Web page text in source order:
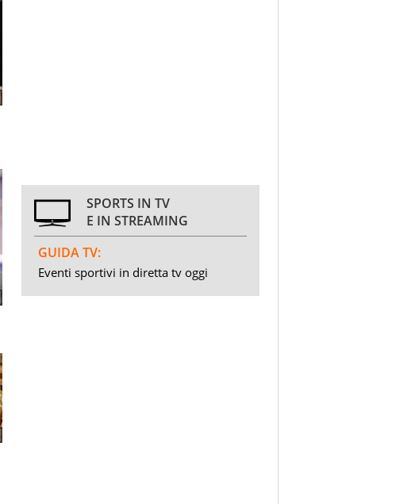
SPORTS IN TV
E IN STREAMING
GUIDA TV:
Eventi sportivi in diretta tv oggi